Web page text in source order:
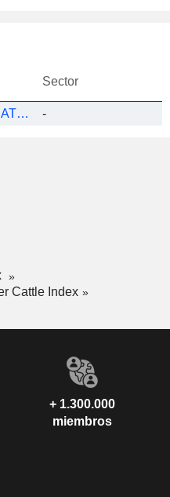
Sector
S&P GSCI FEEDER CATTLE INDEX -
Cattle Index
+ 1.300.000
miembros